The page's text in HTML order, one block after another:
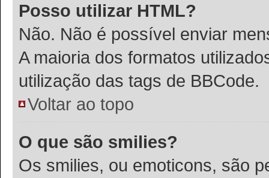
Posso utilizar HTML?
Não. Não é possível enviar
A maioria dos formatos
utilização das tags de BBCode.
Voltar ao topo
O que são smilies?
Os smilies, ou emoticons, são